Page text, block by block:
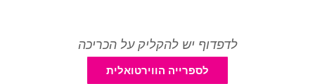
לדפדוף יש להקליק על הכריכה
לספרייה הווירטואלית